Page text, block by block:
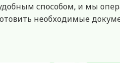
способом, и мы
необходимые